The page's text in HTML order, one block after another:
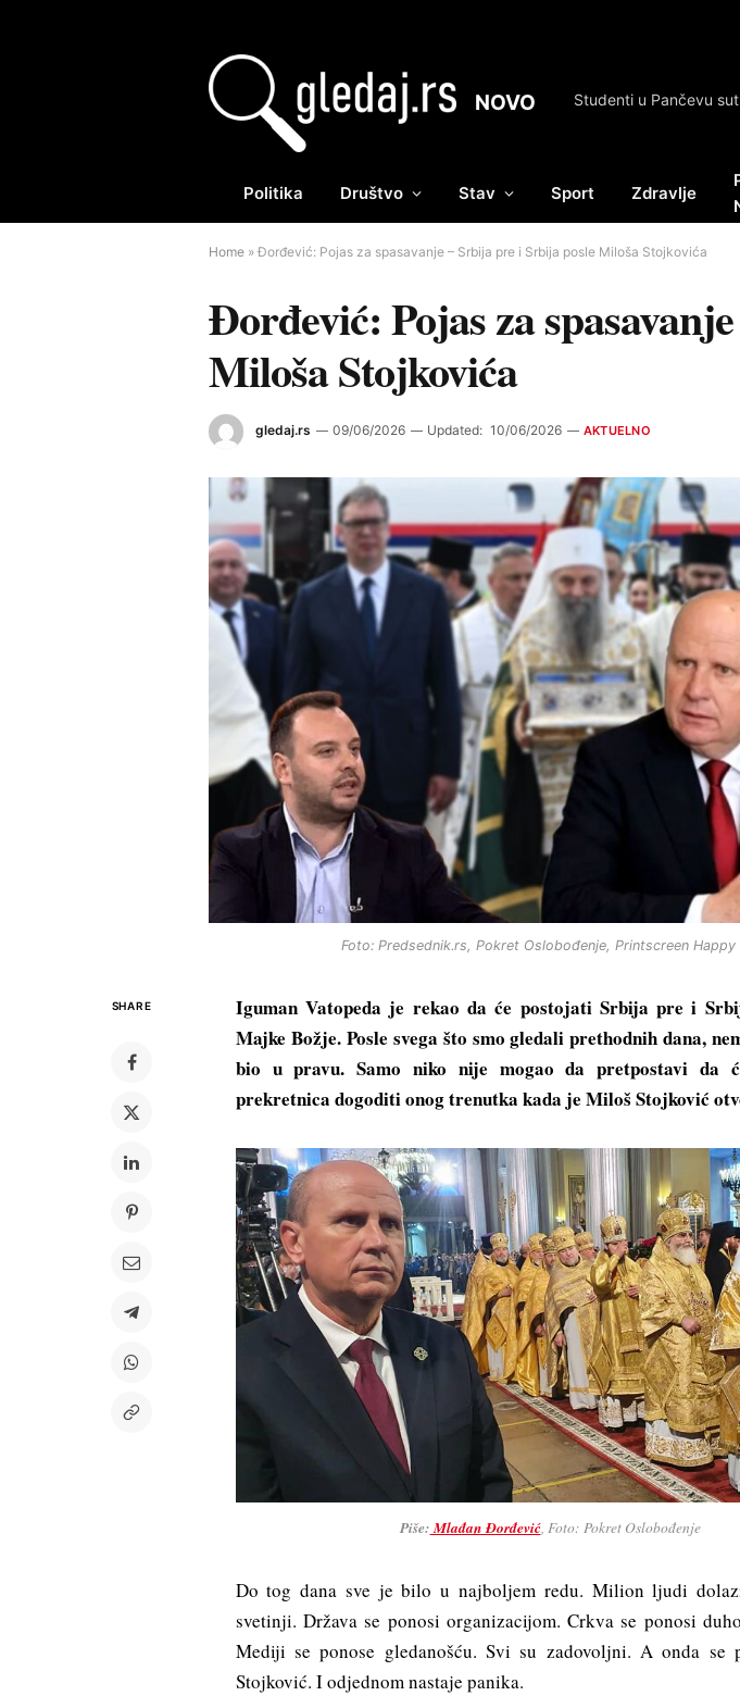
NOVO
Politika Društvo Stav Sport Zdravlje
Home »Đorđević: Pojas za spasavanje – Srbija pre i Srbija posle Miloša Stojkovića
Đorđević: Pojas za
Miloša Stojkovića
gledaj.rs 09/06/2026 Updated: 10/06/2026 AKTUELNO
Foto: Predsednik.rs, Pokret Oslobođenje, Printscreen Happy
SHARE
Iguman Vatopeda je rekao da će postojati Srbija pre i
Majke Božje. Posle svega što smo gledali prethodnih dana,
bio u pravu. Samo niko nije mogao da pretpostavi da
prekretnica dogoditi onog trenutka kada je Miloš Stojković
Piše: Mlađan Đorđević, Foto: Pokret Oslobođenje
Do tog dana sve je bilo u najboljem redu. Milion ljudi
svetinji. Država se ponosi organizacijom. Crkva se ponosi
Mediji se ponose gledanošću. Svi su zadovoljni. A onda se
Stojković. I odjednom nastaje panika.